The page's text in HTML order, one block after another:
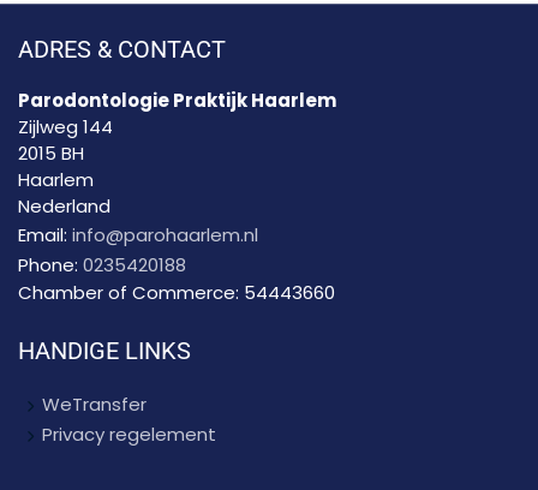
ADRES & CONTACT
Parodontologie Praktijk Haarlem
Zijlweg 144
2015 BH
Haarlem
Nederland
Email: info@parohaarlem.nl
Phone: 0235420188
Chamber of Commerce: 54443660
HANDIGE LINKS
WeTransfer
Privacy regelement